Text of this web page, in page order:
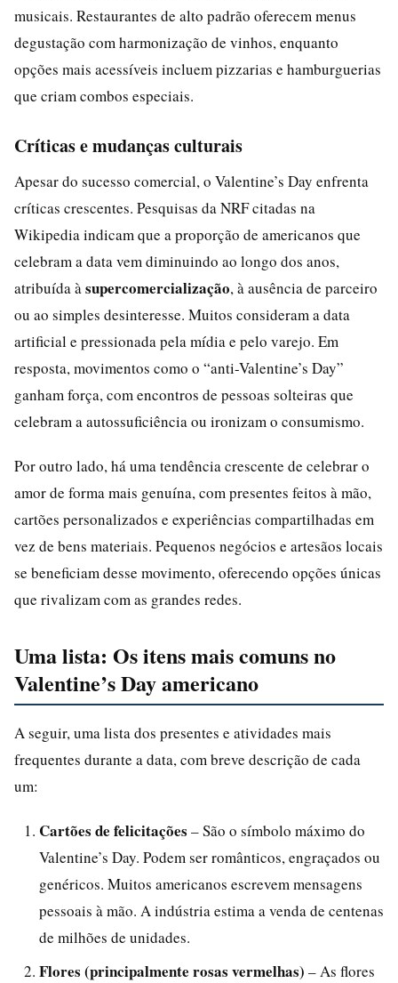
musicais. Restaurantes de alto padrão oferecem menus
degustação com harmonização de vinhos, enquanto
opções mais acessíveis incluem pizzarias e hamburguerias
que criam combos especiais.
Críticas e mudanças culturais
Apesar do sucesso comercial, o Valentine’s Day enfrenta
críticas crescentes. Pesquisas da NRF citadas na
Wikipedia indicam que a proporção de americanos que
celebram a data vem diminuindo ao longo dos anos,
atribuída à supercomercialização, à ausência de parceiro
ou ao simples desinteresse. Muitos consideram a data
artificial e pressionada pela mídia e pelo varejo. Em
resposta, movimentos como o “anti-Valentine’s Day”
ganham força, com encontros de pessoas solteiras que
celebram a autossuficiência ou ironizam o consumismo.
Por outro lado, há uma tendência crescente de celebrar o
amor de forma mais genuína, com presentes feitos à mão,
cartões personalizados e experiências compartilhadas em
vez de bens materiais. Pequenos negócios e artesãos locais
se beneficiam desse movimento, oferecendo opções únicas
que rivalizam com as grandes redes.
Uma lista: Os itens mais comuns no
Valentine’s Day americano
A seguir, uma lista dos presentes e atividades mais
frequentes durante a data, com breve descrição de cada
um:
Cartões de felicitações – São o símbolo máximo do
Valentine’s Day. Podem ser românticos, engraçados ou
genéricos. Muitos americanos escrevem mensagens
pessoais à mão. A indústria estima a venda de centenas
de milhões de unidades.
Flores (principalmente rosas vermelhas) – As flores